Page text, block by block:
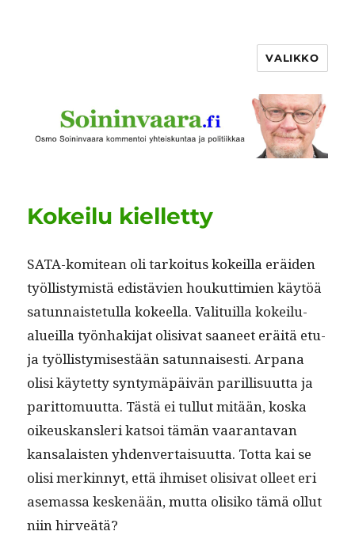
VALIKKO
Kokeilu kielletty
SATA-komitean oli tarkoi­tus kokeil­la eräi­den
työl­listymistä edis­tävien houkut­timien käytöä
sat­un­nais­te­tul­la kokeel­la. Val­i­tu­il­la kokeilu­
alueil­la työn­hak­i­jat oli­si­vat saa­neet eräitä etu­
ja työl­listymis­es­tään sat­un­nais­es­ti. Arpana
olisi käytet­ty syn­tymäpäivän par­il­lisu­ut­ta ja
parit­to­muut­ta. Tästä ei tul­lut mitään, kos­ka
oikeuskans­leri kat­soi tämän vaaran­ta­van
kansalais­ten yhden­ver­taisu­ut­ta. Tot­ta kai se
olisi merkin­nyt, että ihmiset oli­si­vat olleet eri
ase­mas­sa keskenään, mut­ta olisiko tämä ollut
niin hirveätä?